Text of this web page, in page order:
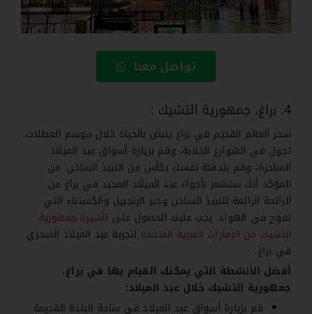
تواصل معنا
4. براغ، جمهورية التشيك :
سحر العالم القديم في براغ ينبض بالحياة خلال موسم العطلات.
تجول في الشوارع الخلابة، وقم بزيارة أسواق عيد الميلاد
الساحرة، وقم بتدفئة نفسك بكأس من النبيذ الساخن. من
المؤكد أنك ستشعر بأجواء عيد الميلاد المجيد في براغ من
الرائحة الرائعة للنبيذ الساخن وخبز الزنجبيل والكستناء التي
تفوح في الهواء. يجب عليك الحصول على تأشيرة جمهورية
التشيك من الإمارات العربية المتحدة لتجربة عيد الميلاد السحري
في براغ.
أفضل الأنشطة التي يمكنك القيام بها في براغ،
جمهورية التشيك خلال عيد الميلاد:
قم بزيارة أسواق عيد الميلاد في ساحة البلدة القديمة